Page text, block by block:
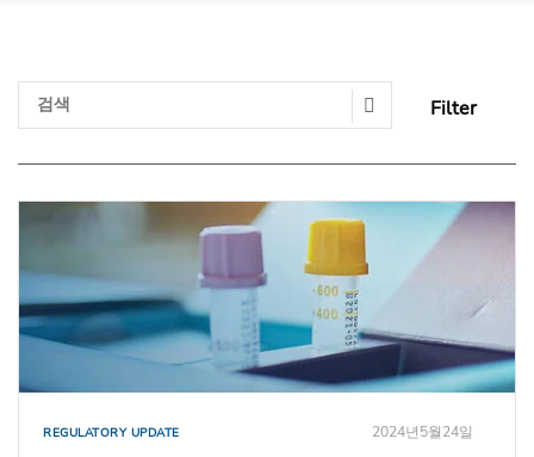
Filter
Search Submit
REGULATORY UPDATE 2024년5월24일